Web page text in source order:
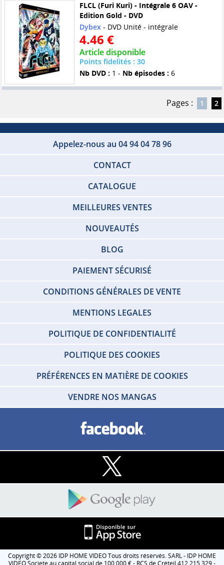
FLCL (Furi Kuri) - Intégrale 6 OAV -
Edition Gold - DVD
Dybex- DVD Unité - intégrale
4.46 €
Article disponible
Points fidelités : 30
Nb DVD : 1 - Nb épisodes : 6
Pages : 1 2
Appelez-nous au 04 94 04 78 96
CONTACT
CATALOGUE
MEILLEURES VENTES
NOUVEAUTÉS
BLOG
PAIEMENT SÉCURISÉ
CONDITIONS GÉNÉRALES DE VENTE
MENTIONS LEGALES
POLITIQUE DE CONFIDENTIALITÉ
POLITIQUE DES COOKIES
PRÉFÉRENCES EN MATIÈRE DE COOKIES
VENDRE NOS MANGAS
Copyright © 2026 IDP HOME VIDEO Tous droits réservés. SARL - IDP HOME
VIDEO Societe au capital social de 100 000 € - RCS de Créteil 412 215 329 -